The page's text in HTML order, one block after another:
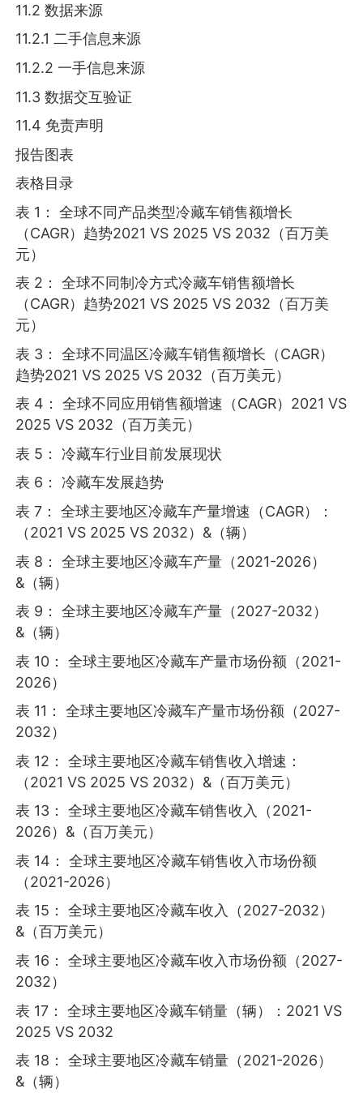
11.2 数据来源
11.2.1 二手信息来源
11.2.2 一手信息来源
11.3 数据交互验证
11.4 免责声明
报告图表
表格目录
表 1： 全球不同产品类型冷藏车销售额增长
（CAGR）趋势2021 VS 2025 VS 2032（百万美
元）
表 2： 全球不同制冷方式冷藏车销售额增长
（CAGR）趋势2021 VS 2025 VS 2032（百万美
元）
表 3： 全球不同温区冷藏车销售额增长（CAGR）
趋势2021 VS 2025 VS 2032（百万美元）
表 4： 全球不同应用销售额增速（CAGR）2021 VS
2025 VS 2032（百万美元）
表 5： 冷藏车行业目前发展现状
表 6： 冷藏车发展趋势
表 7： 全球主要地区冷藏车产量增速（CAGR）：
（2021 VS 2025 VS 2032）&（辆）
表 8： 全球主要地区冷藏车产量（2021-2026）
&（辆）
表 9： 全球主要地区冷藏车产量（2027-2032）
&（辆）
表 10： 全球主要地区冷藏车产量市场份额（2021-
2026）
表 11： 全球主要地区冷藏车产量市场份额（2027-
2032）
表 12： 全球主要地区冷藏车销售收入增速：
（2021 VS 2025 VS 2032）&（百万美元）
表 13： 全球主要地区冷藏车销售收入（2021-
2026）&（百万美元）
表 14： 全球主要地区冷藏车销售收入市场份额
（2021-2026）
表 15： 全球主要地区冷藏车收入（2027-2032）
&（百万美元）
表 16： 全球主要地区冷藏车收入市场份额（2027-
2032）
表 17： 全球主要地区冷藏车销量（辆）：2021 VS
2025 VS 2032
表 18： 全球主要地区冷藏车销量（2021-2026）
&（辆）